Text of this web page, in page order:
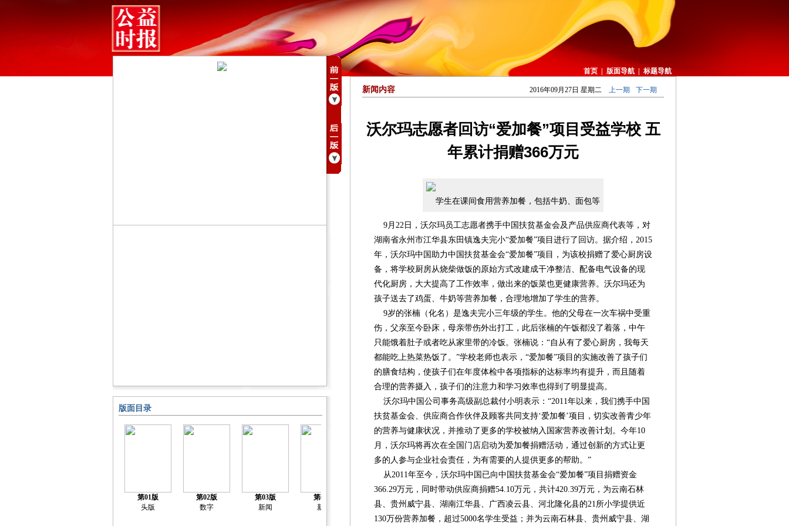
首页 版面导航 标题导航
版面目录
第01版
头版
第02版
数字
第03版
新闻
第04版
新闻
封面报道
封面报道
封面报道
封面报道
新闻
新闻内容 2016年09月27日 星期二 上一期 下一期
沃尔玛志愿者回访“爱加餐”项目受益学校 五
年累计捐赠366万元
学生在课间食用营养加餐，包括牛奶、面包等
9月22日，沃尔玛员工志愿者携手中国扶贫基金会及产品供应商代表等，对
湖南省永州市江华县东田镇逸夫完小“爱加餐”项目进行了回访。据介绍，2015
年，沃尔玛中国助力中国扶贫基金会“爱加餐”项目，为该校捐赠了爱心厨房设
备，将学校厨房从烧柴做饭的原始方式改建成干净整洁、配备电气设备的现
代化厨房，大大提高了工作效率，做出来的饭菜也更健康营养。沃尔玛还为
孩子送去了鸡蛋、牛奶等营养加餐，合理地增加了学生的营养。
9岁的张楠（化名）是逸夫完小三年级的学生。他的父母在一次车祸中受重
伤，父亲至今卧床，母亲带伤外出打工，此后张楠的午饭都没了着落，中午
只能饿着肚子或者吃从家里带的冷饭。张楠说：“自从有了爱心厨房，我每天
都能吃上热菜热饭了。”学校老师也表示，“爱加餐”项目的实施改善了孩子们
的膳食结构，使孩子们在年度体检中各项指标的达标率均有提升，而且随着
合理的营养摄入，孩子们的注意力和学习效率也得到了明显提高。
沃尔玛中国公司事务高级副总裁付小明表示：“2011年以来，我们携手中国
扶贫基金会、供应商合作伙伴及顾客共同支持‘爱加餐’项目，切实改善青少年
的营养与健康状况，并推动了更多的学校被纳入国家营养改善计划。今年10
月，沃尔玛将再次在全国门店启动为爱加餐捐赠活动，通过创新的方式让更
多的人参与企业社会责任，为有需要的人提供更多的帮助。”
从2011年至今，沃尔玛中国已向中国扶贫基金会“爱加餐”项目捐赠资金
366.29万元，同时带动供应商捐赠54.10万元，共计420.39万元，为云南石林
县、贵州威宁县、湖南江华县、广西凌云县、河北隆化县的21所小学提供近
130万份营养加餐，超过5000名学生受益；并为云南石林县、贵州威宁县、湖